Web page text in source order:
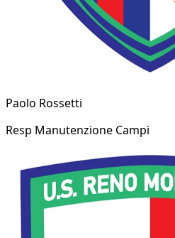
Paolo Rossetti
Resp Manutenzione Campi